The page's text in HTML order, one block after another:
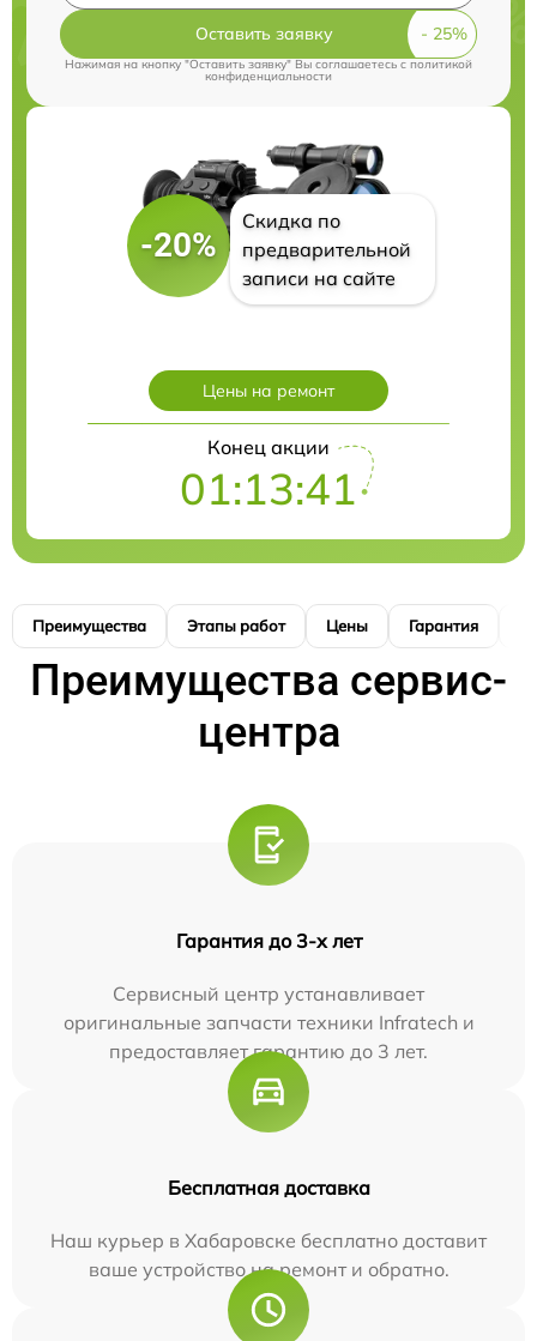
Оставить заявку
Нажимая на кнопку "Оставить заявку" Вы соглашаетесь cполитикой
конфиденциальности
-20%
Скидка по
предварительной
записи на сайте
Цены на ремонт
Конец акции
01:13:40
Преимущества Этапы работ Цены Гарантия
Преимущества сервис-
центра
Гарантия до 3-х лет
Сервисный центр устанавливает
оригинальные запчасти техники Infratech и
предоставляет гарантию до 3 лет.
Бесплатная доставка
Наш курьер в Хабаровске бесплатно доставит
ваше устройство на ремонт и обратно.